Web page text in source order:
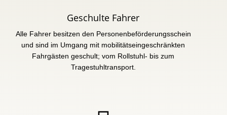
Geschulte Fahrer
Alle Fahrer besitzen den Personenbeförderungsschein
und sind im Umgang mit mobilitätseingeschränkten
Fahrgästen geschult; vom Rollstuhl- bis zum
Tragestuhltransport.